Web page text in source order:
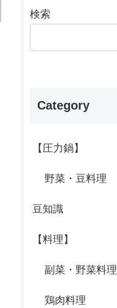
検索
Category
【圧力鍋】
野菜・豆料理
豆知識
【料理】
副菜・野菜料理
鶏肉料理